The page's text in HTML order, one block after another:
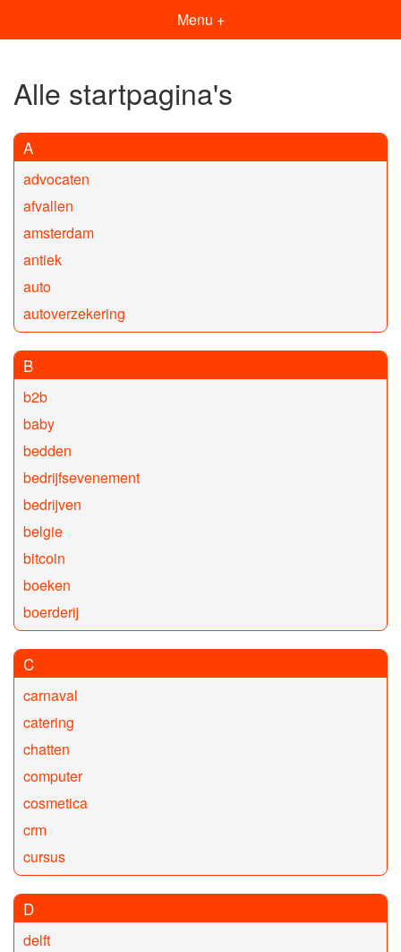
Menu +
Alle startpagina's
A
advocaten
afvallen
amsterdam
antiek
auto
autoverzekering
B
b2b
baby
bedden
bedrijfsevenement
bedrijven
belgie
bitcoin
boeken
boerderij
C
carnaval
catering
chatten
computer
cosmetica
crm
cursus
D
delft